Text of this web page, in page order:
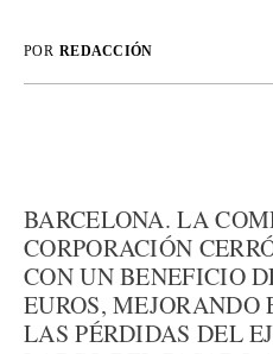
POR REDACCIÓN
BARCELONA. LA
CORPORACIÓN
CON UN BENEFICIO
EUROS,
LAS PÉRDIDAS DEL